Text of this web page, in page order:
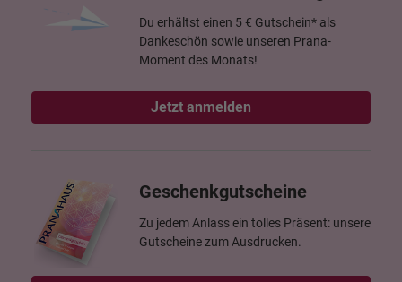
Du erhältst einen 5 € Gutschein* als
Dankeschön sowie unseren Prana-
Moment des Monats!
Jetzt anmelden
Geschenkgutscheine
Zu jedem Anlass ein tolles Präsent: unsere
Gutscheine zum Ausdrucken.